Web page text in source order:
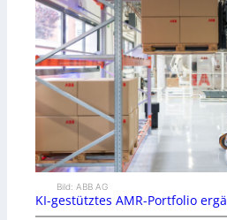
Bild: ABB AG
KI-gestütztes AMR-Portfolio